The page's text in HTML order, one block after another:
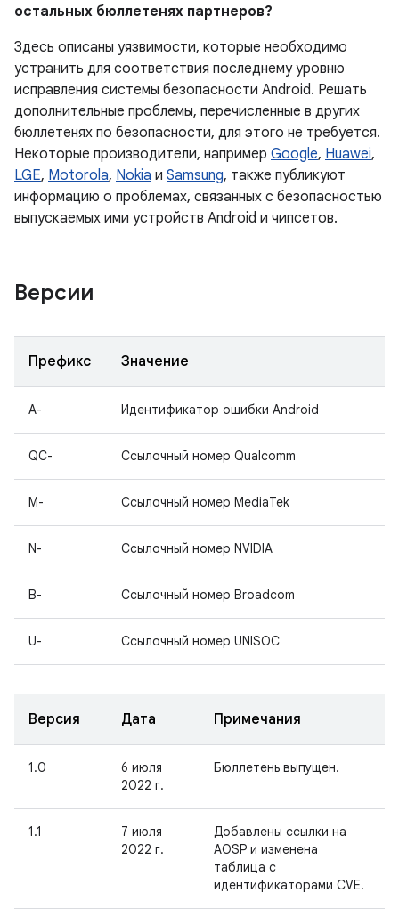
остальных бюллетенях партнеров?
Здесь описаны уязвимости, которые необходимо
устранить для соответствия последнему уровню
исправления системы безопасности Android. Решать
дополнительные проблемы, перечисленные в других
бюллетенях по безопасности, для этого не требуется.
Некоторые производители, например Google, Huawei,
LGE, Motorola, Nokia и Samsung, также публикуют
информацию о проблемах, связанных с безопасностью
выпускаемых ими устройств Android и чипсетов.
Версии
Префикс Значение
A- Идентификатор ошибки Android
QC- Ссылочный номер Qualcomm
M- Ссылочный номер MediaTek
N- Ссылочный номер NVIDIA
B- Ссылочный номер Broadcom
U- Ссылочный номер UNISOC
Версия Дата Примечания
1.0
6 июля
2022 г.
Бюллетень выпущен.
1.1
7 июля
2022 г.
Добавлены ссылки на
AOSP и изменена
таблица с
идентификаторами CVE.